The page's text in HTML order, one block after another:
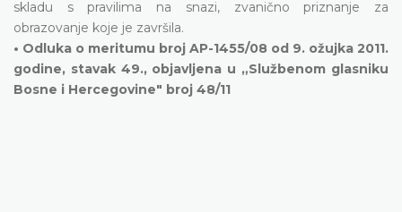
skladu s pravilima na snazi, zvanično priznanje za
obrazovanje koje je završila.
• Odluka o meritumu broj AP-1455/08 od 9. ožujka 2011.
godine, stavak 49., objavljena u „Službenom glasniku
Bosne i Hercegovine" broj 48/11